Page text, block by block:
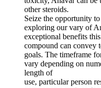
other steroids.
Seize the opportunity
exploring our vary of
exceptional benefits this
compound can convey
goals. The timeframe
vary depending on
length of
use, particular person